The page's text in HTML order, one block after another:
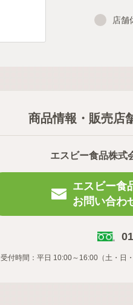
店舗
商品情報・販売店
エスビー食品株式
エスビー食
お問い合わ
受付時間：平日 10:00～16:00（土・日